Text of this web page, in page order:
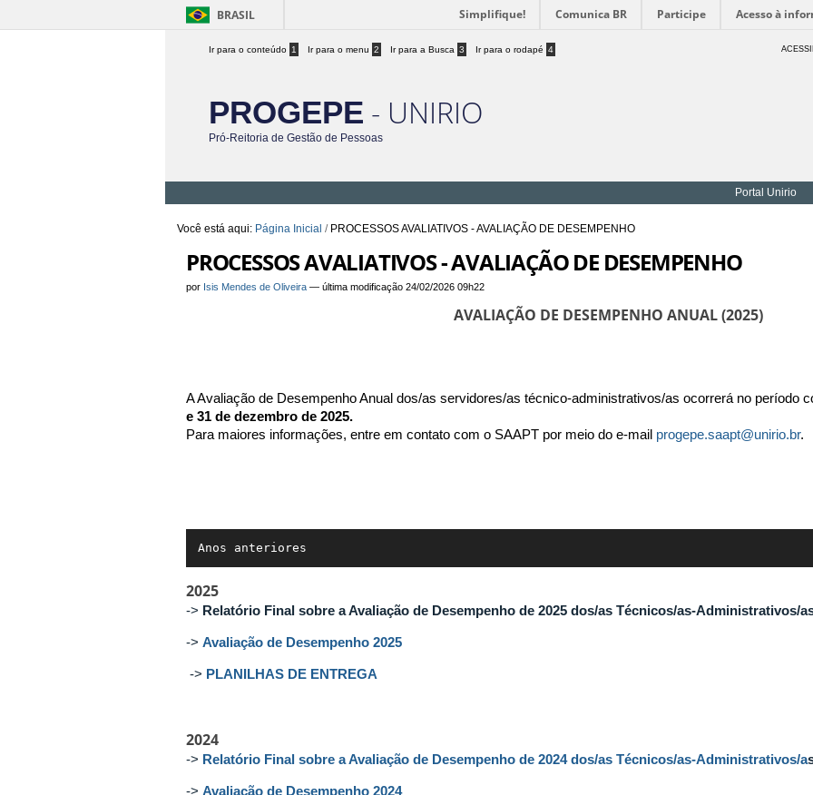
BRASIL Simplifique! Comunica BR Participe Acesso à
Ir para o conteúdo 1 Ir para o menu 2 Ir para a Busca 3 Ir para o rodapé 4
PROGEPE - UNIRIO
Pró-Reitoria de Gestão de Pessoas
Portal Unirio
Você está aqui: Página Inicial / PROCESSOS AVALIATIVOS - AVALIAÇÃO DE DESEMPENHO
PROCESSOS AVALIATIVOS - AVALIAÇÃO DE DESEMPENHO
por Isis Mendes de Oliveira — última modificação 24/02/2026 09h22
AVALIAÇÃO DE DESEMPENHO ANUAL (2025)
A Avaliação de Desempenho Anual dos/as servidores/as técnico-administrativos/as ocorrerá no período
e 31 de dezembro de 2025.
Para maiores informações, entre em contato com o SAAPT por meio do e-mail progepe.saapt@unirio.br.
Anos anteriores
2025
-> Relatório Final sobre a Avaliação de Desempenho de 2025 dos/as Técnicos/as-Administrativos/
-> Avaliação de Desempenho 2025
-> PLANILHAS DE ENTREGA
2024
-> Relatório Final sobre a Avaliação de Desempenho de 2024 dos/as Técnicos/as-Administrativos/a
-> Avaliação de Desempenho 2024